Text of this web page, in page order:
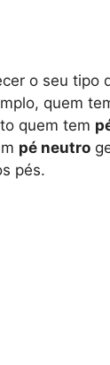
o seu tipo
quem
quem tem
pé neutro
pés.